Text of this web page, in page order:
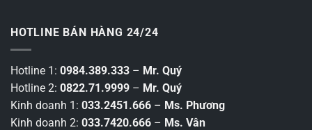
HOTLINE BÁN HÀNG 24/24
Hotline 1: 0984.389.333 – Mr. Quý
Hotline 2: 0822.71.9999 – Mr. Quý
Kinh doanh 1: 033.2451.666 – Ms. Phương
Kinh doanh 2: 033.7420.666 – Ms. Vân